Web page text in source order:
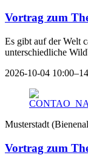
Vortrag zum
Es gibt auf der Welt
unterschiedliche
2026-10-04
Musterstadt (
Vortrag zum